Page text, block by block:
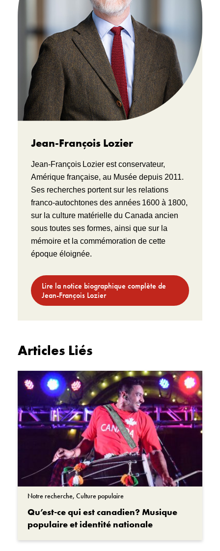
Jean-François Lozier
Jean-François Lozier est conservateur,
Amérique française, au Musée depuis 2011.
Ses recherches portent sur les relations
franco-autochtones des années 1600 à 1800,
sur la culture matérielle du Canada ancien
sous toutes ses formes, ainsi que sur la
mémoire et la commémoration de cette
époque éloignée.
Lire la notice biographique complète de
Jean-François Lozier
Articles Liés
Notre recherche, Culture populaire
Qu’est-ce qui est canadien? Musique
populaire et identité nationale